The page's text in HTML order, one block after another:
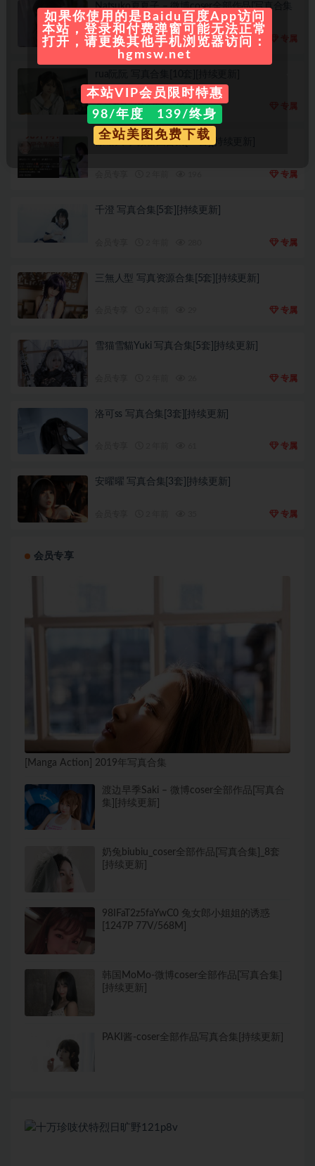
Natsuko夏夏子 – 微博coser全部作品[写真合集
27套][持续更新]
会员专享 2 年前 51 专属
会员专享 2 年前 66 专属
徐珺大哥 微密圈合集[18套][持续更新]
专属
千澄 写真合集[5套][持续更新]
专属
三無人型 写真资源合集[5套][持续更新]
专属
雪猫雪貓Yuki 写真合集[5套][持续更新]
专属
洛可ss 写真合集[3套][持续更新]
专属
安曜曜 写真合集[3套][持续更新]
专属
会员专享
[Manga Action] 2019年写真合集
渡边早季Saki – 微博coser全部作品[写真合
集][持续更新]
奶兔biubiu_coser全部作品[写真合集]_8套
[持续更新]
98IFaT2z5faYwC0 兔女郎小姐姐的诱惑
[1247P 77V/568M]
韩国MoMo-微博coser全部作品[写真合集]
[持续更新]
PAKI酱-coser全部作品写真合集[持续更新]
如果你使用的是Baidu百度App访问
本站，登录和付费弹窗可能无法正常
打开，请更换其他手机浏览器访问：
hgmsw.net
本站VIP会员限时特惠
98/年度 139/终身
全站美图免费下载